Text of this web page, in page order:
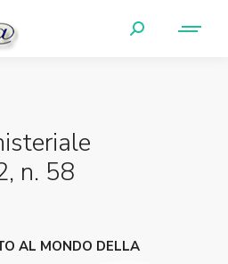
n. 58
AL MONDO DELLA